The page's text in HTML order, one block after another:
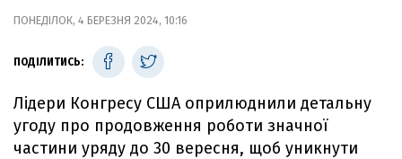
ПОНЕДІЛОК, 4 БЕРЕЗНЯ 2024, 10:16
ПОДІЛИТИСЬ:
Лідери Конгресу США оприлюднили детальну
угоду про продовження роботи значної
частини уряду до 30 вересня, щоб уникнути